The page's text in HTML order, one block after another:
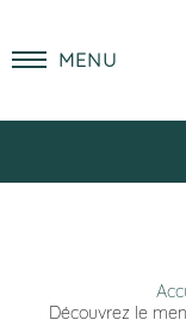
MENU
Découvrez le